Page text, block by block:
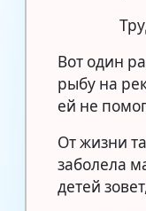
Вот один
рыбу на
ей не
От жизни
заболела
детей